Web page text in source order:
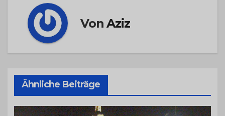
VonAziz
Ähnliche Beiträge